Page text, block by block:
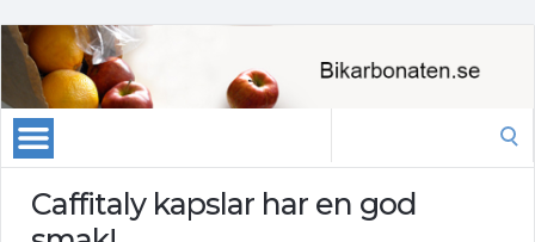
Caffitaly kapslar har en god